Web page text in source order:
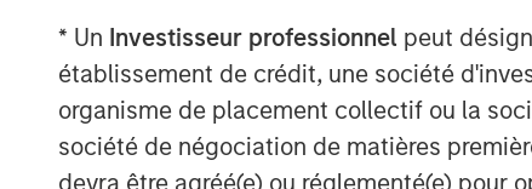
* Un Investisseur professionnel peut
établissement de crédit, une société
organisme de placement collectif ou la
société de négociation de matières
devra être agréé(e) ou réglementé(e) pour
private infrastructure investment
in assets under management
has invested in a diverse portfolio
transport, digital infrastructure,
targets assets that provide